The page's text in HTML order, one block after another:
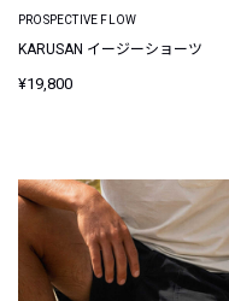
PROSPECTIVE FLOW
KARUSAN イージーショーツ
¥19,800